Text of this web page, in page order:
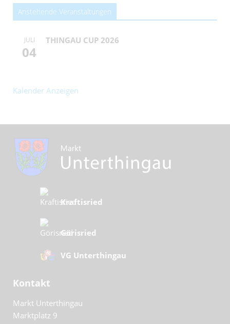
Anstehende Veranstaltungen
JULI
04
THINGAU CUP 2026
Kalender Anzeigen
Kraftisried
Görisried
VG Unterthingau
Kontakt
Markt Unterthingau
Marktplatz 9